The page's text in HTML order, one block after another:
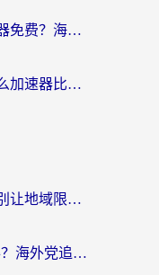
国外玩流放之路用什么加速器免费？海外党亲测有效的国服游戏加速指南
国外玩国服浮生为卿歌用什么加速器比较好？海外党亲测不踩坑指南
在海外听音乐用什么软件？别让地域限制断了你的华语歌单
芒果TV海外地区限制怎么办？海外党追剧看片的实用加速器选择指南